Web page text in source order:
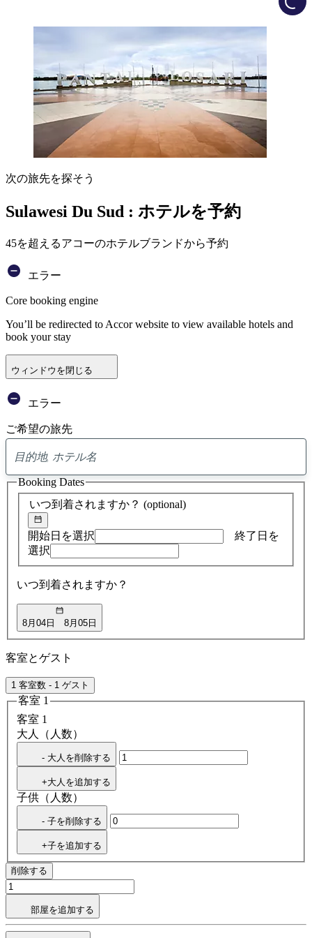
次の旅先を探そう
Sulawesi Du Sud : ホテルを予約
45を超えるアコーのホテルブランドから予約
エラー
Core booking engine
You’ll be redirected to Accor website to view available hotels and
book your stay
ウィンドウを閉じる
エラー
ご希望の旅先
ア
ド
バ
イ
検
索
いつ到着されますか？ (optional)
開始日を選択
終了日を
選択
いつ到着されますか？
8月04日 8月05日
Booking Dates
客室とゲスト
1 客室数 - 1 ゲスト
客室 1
客室 1
大人（人数）
- 大人を削除する
+大人を追加する
子供（人数）
- 子を削除する
+子を追加する
削除する
部屋を追加する